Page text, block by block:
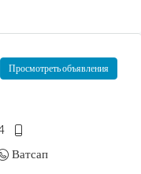
Просмотреть объявления
Ватсап